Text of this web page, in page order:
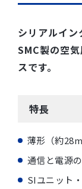
シリアルイン
SMC製の空
スです。
特長
薄形（約
通信と電源
SIユニット